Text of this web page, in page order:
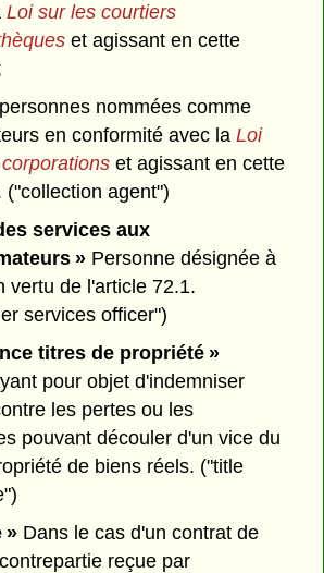
Loi sur les courtiers
et agissant en cette
nommées comme
en conformité avec la Loi
et agissant en cette
("collection agent")
services aux
» Personne désignée à
vertu de l'article 72.1.
services officer")
titres de propriété »
pour objet d'indemniser
les pertes ou les
pouvant découler d'un vice du
de biens réels. ("title
» Dans le cas d'un contrat de
reçue par